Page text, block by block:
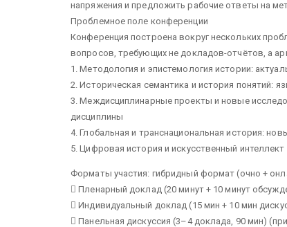
напряжения и предложить рабочие ответы на
Проблемное поле конференции
Конференция построена вокруг нескольких
вопросов, требующих не докладов-отчётов, а
1. Методология и эпистемология истории:
2. Историческая семантика и история понятий:
3. Междисциплинарные проекты и новые
дисциплины
4. Глобальная и транснациональная история:
5. Цифровая история и искусственный
Форматы участия: гибридный формат (очно +
 Пленарный доклад (20 минут + 10 минут
 Индивидуальный доклад (15 мин + 10 мин
 Панельная дискуссия (3–4 доклада, 90 мин)